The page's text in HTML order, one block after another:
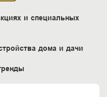
и специальных
дома и дачи